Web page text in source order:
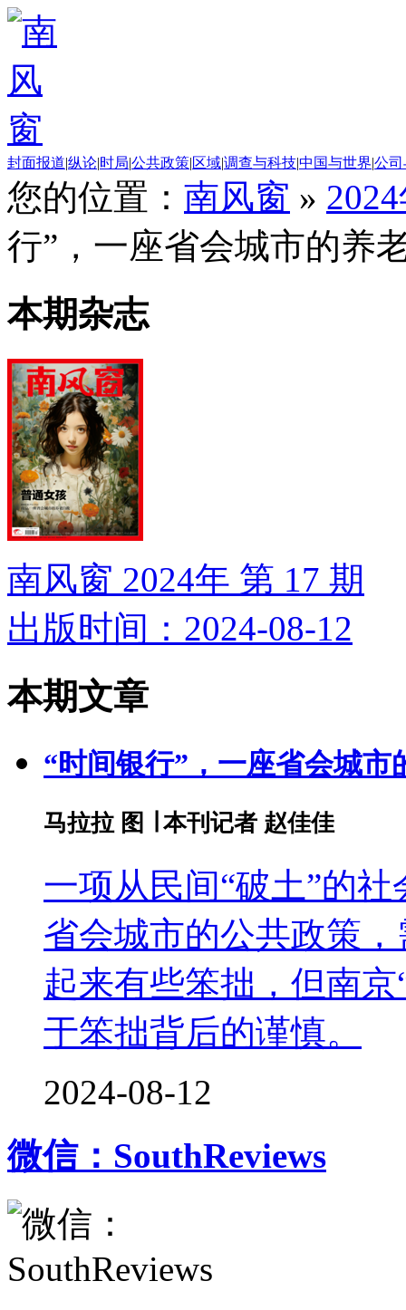
封面报道|纵论|时局|公共政策|区域|调查与科技|中国与世界|公
您的位置： 南风窗 »
行”，一座省会城市的养
本期杂志
南风窗 2024年 第 17 期
出版时间：2024-08-12
本期文章
“时间银行”，一座省会城市
马拉拉 图 ∣ 本刊记者 赵佳佳
一项从民间“破土”的
省会城市的公共政策
起来有些笨拙，但南
于笨拙背后的谨慎。
2024-08-12
微信：SouthReviews